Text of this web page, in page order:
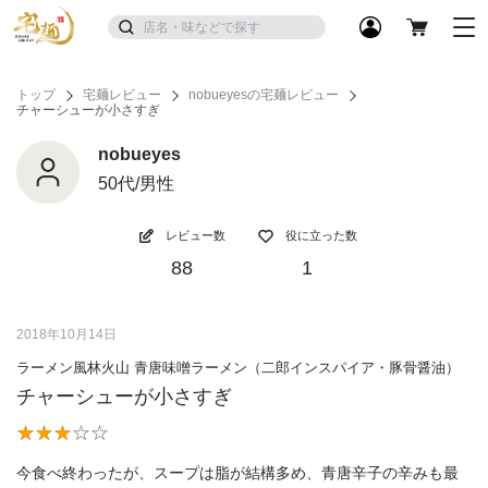
トップ 宅麺レビュー
nobueyesの宅麺レビュー
チャーシューが小さすぎ
nobueyes
50代/男性
レビュー数
88
役に立った数
1
2018年10月14日
ラーメン風林火山 青唐味噌ラーメン（二郎インスパイア・豚骨醤油）
チャーシューが小さすぎ
今食べ終わったが、スープは脂が結構多め、青唐辛子の辛みも最